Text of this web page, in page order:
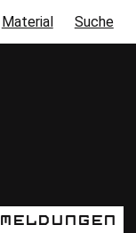
Material Suche
Meldungen